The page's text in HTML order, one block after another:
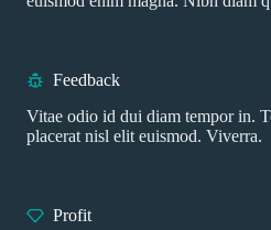
Feedback
Vitae odio id dui diam tempor in.
placerat nisl elit euismod. Viverra.
Profit